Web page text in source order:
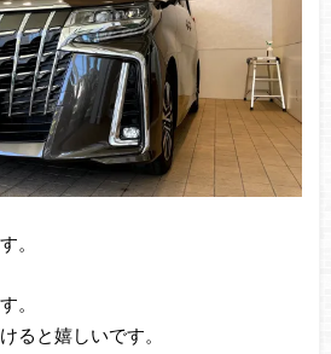
。
。
ると嬉しいです。